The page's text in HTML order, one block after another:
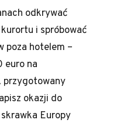
odkrywać
i spróbować
poza hotelem –
na
przygotowany
okazji do
Europy